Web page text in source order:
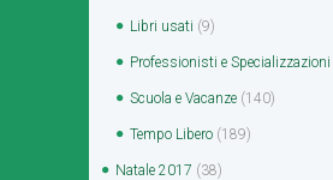
Libri usati (9)
Professionisti e Specializzazioni
Scuola e Vacanze (140)
Tempo Libero (189)
Natale 2017 (38)